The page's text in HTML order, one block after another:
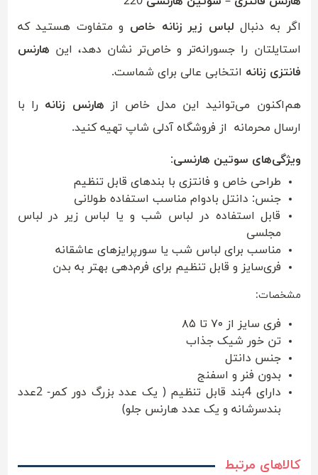
اگر به دنبال لباس زیر زنانه خاص و متفاوت هستید که
استایلتان را جسورانه‌تر و خاص‌تر نشان دهد، این هارنس
فانتزی زنانه انتخابی عالی برای شماست.
هم‌اکنون می‌توانید این مدل خاص از هارنس زنانه را با
ارسال محرمانه از فروشگاه آدلی شاپ تهیه کنید.
ویژگی‌های سوتین هارنسی:
طراحی خاص و فانتزی با بندهای قابل تنظیم
جنس: دانتل بادوام مناسب استفاده طولانی
قابل استفاده در لباس شب و یا لباس زیر در لباس
مجلسی
مناسب برای لباس شب یا سورپرایزهای عاشقانه
فری‌سایز و قابل تنظیم برای فرم‌دهی بهتر به بدن
مشخصات:
فری سایز از ۷۰ تا ۸۵
تن خور شیک جذاب
جنس دانتل
بدون فنر و اسفنج
دارای 4بند قابل تنظیم ( یک عدد بزرگ دور کمر- 2عدد
بندسرشانه و یک عدد هارنس جلو)
کالاهای مرتبط